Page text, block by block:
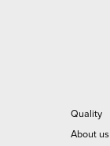
Quality
About us